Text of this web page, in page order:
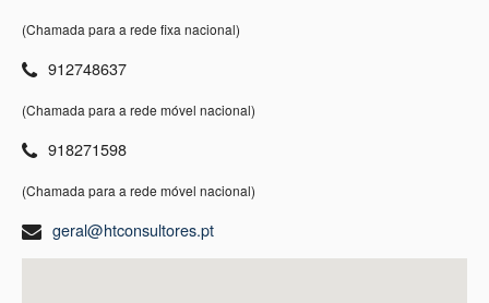
(Chamada para a rede fixa nacional)
912748637
(Chamada para a rede móvel nacional)
918271598
(Chamada para a rede móvel nacional)
geral@htconsultores.pt